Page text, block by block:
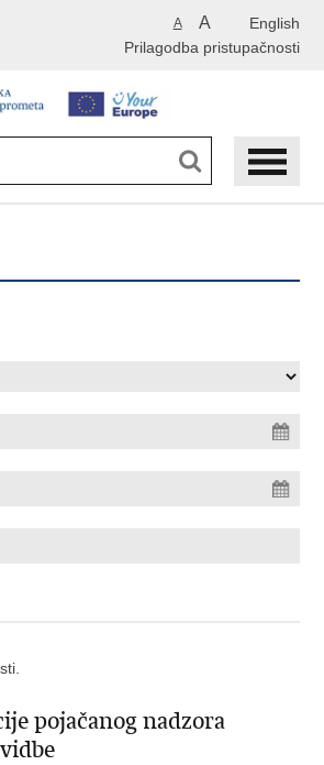
English
A A
Prilagodba pristupačnosti
pojačanog nadzora